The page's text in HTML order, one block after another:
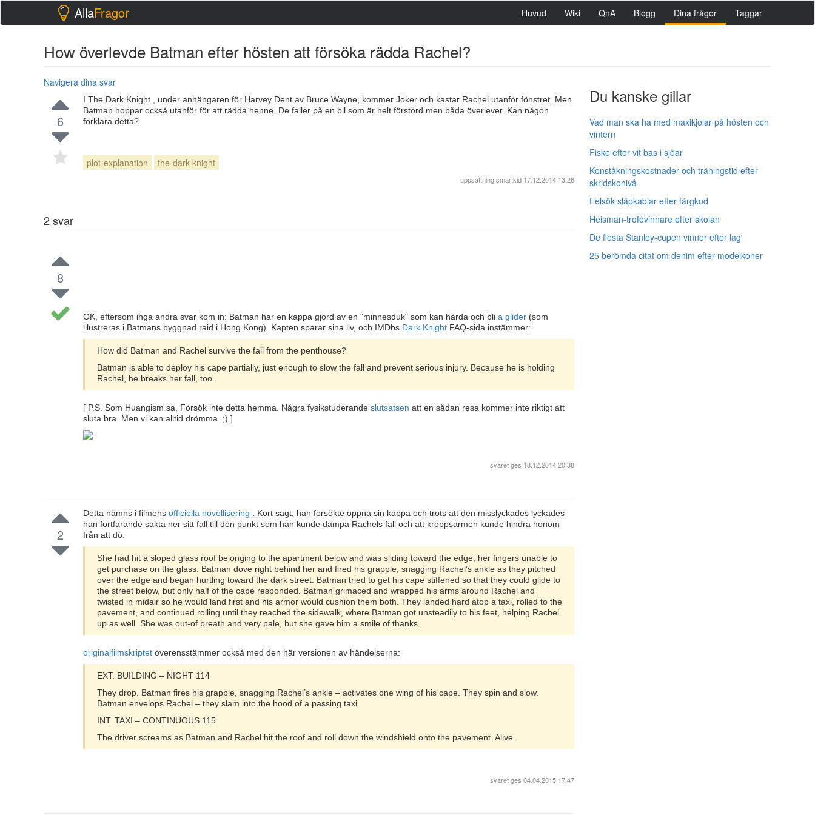
AllaFragor Huvud Wiki QnA Blogg Dina frågor Taggar
How överlevde Batman efter hösten att försöka rädda Rachel?
Navigera dina svar
Du kanske gillar
Vad man ska ha med maxikjolar på hösten och
vintern
Fiske efter vit bas i sjöar
Konståkningskostnader och träningstid efter
skridskonivå
Felsök släpkablar efter färgkod
Heisman-trofévinnare efter skolan
De flesta Stanley-cupen vinner efter lag
25 berömda citat om denim efter modeikoner
6
I The Dark Knight , under anhängaren för Harvey Dent av Bruce Wayne, kommer Joker och kastar Rachel utanför fönstret. Men
Batman hoppar också utanför för att rädda henne. De faller på en bil som är helt förstörd men båda överlever. Kan någon
förklara detta?
plot-explanation the-dark-knight
uppsättningsmartkid 17.12.2014 13:26
2svar
8
OK, eftersom inga andra svar kom in: Batman har en kappa gjord av en "minnesduk" som kan härda och bli a glider (som
illustreras i Batmans byggnad raid i Hong Kong). Kapten sparar sina liv, och IMDbs Dark Knight FAQ-sida instämmer:
How did Batman and Rachel survive the fall from the penthouse?
Batman is able to deploy his cape partially, just enough to slow the fall and prevent serious injury. Because he is holding
Rachel, he breaks her fall, too.
[ P.S. Som Huangism sa, Försök inte detta hemma. Några fysikstuderande slutsatsen att en sådan resa kommer inte riktigt att
sluta bra. Men vi kan alltid drömma. ;) ]
svaret ges 18.12.2014 20:38
2
Detta nämns i filmens officiella novellisering
. Kort sagt, han försökte öppna sin kappa och trots att den misslyckades lyckades
han fortfarande sakta ner sitt fall till den punkt som han kunde dämpa Rachels fall och att kroppsarmen kunde hindra honom
från att dö:
She had hit a sloped glass roof belonging to the apartment below and was sliding toward the edge, her fingers unable to
get purchase on the glass. Batman dove right behind her and fired his grapple, snagging Rachel’s ankle as they pitched
over the edge and began hurtling toward the dark street. Batman tried to get his cape stiffened so that they could glide to
the street below, but only half of the cape responded. Batman grimaced and wrapped his arms around Rachel and
twisted in midair so he would land first and his armor would cushion them both. They landed hard atop a taxi, rolled to the
pavement, and continued rolling until they reached the sidewalk, where Batman got unsteadily to his feet, helping Rachel
up as well. She was out-of breath and very pale, but she gave him a smile of thanks.
originalfilmskriptet överensstämmer också med den här versionen av händelserna:
EXT. BUILDING – NIGHT 114
They drop. Batman fires his grapple, snagging Rachel’s ankle – activates one wing of his cape. They spin and slow.
Batman envelops Rachel – they slam into the hood of a passing taxi.
INT. TAXI – CONTINUOUS 115
The driver screams as Batman and Rachel hit the roof and roll down the windshield onto the pavement. Alive.
svaret ges 04.04.2015 17:47